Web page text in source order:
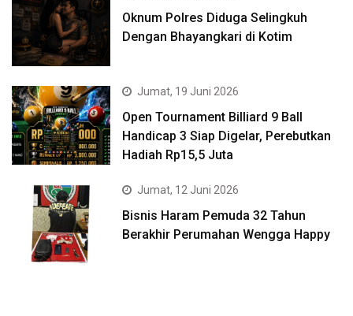
Oknum Polres Diduga Selingkuh
Dengan Bhayangkari di Kotim
Jumat, 19 Juni 2026
Open Tournament Billiard 9 Ball
Handicap 3 Siap Digelar, Perebutkan
Hadiah Rp15,5 Juta
Jumat, 12 Juni 2026
Bisnis Haram Pemuda 32 Tahun
Berakhir Perumahan Wengga Happy